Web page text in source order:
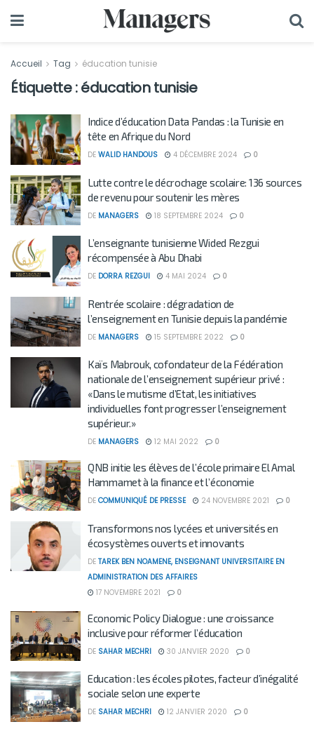
Accueil Tag éducation tunisie
Étiquette :éducation tunisie
Indice d’éducation Data Pandas : la Tunisie en
tête en Afrique du Nord
DE WALID HANDOUS 4 DÉCEMBRE 2024 0
Lutte contre le décrochage scolaire: 136 sources
de revenu pour soutenir les mères
DE MANAGERS 18 SEPTEMBRE 2024 0
L’enseignante tunisienne Wided Rezgui
récompensée à Abu Dhabi
DE DORRA REZGUI 4 MAI 2024 0
Rentrée scolaire : dégradation de
l’enseignement en Tunisie depuis la pandémie
DE MANAGERS 15 SEPTEMBRE 2022 0
Kaïs Mabrouk, cofondateur de la Fédération
nationale de l’enseignement supérieur privé :
«Dans le mutisme d’Etat, les initiatives
individuelles font progresser l’enseignement
supérieur.»
DE MANAGERS 12 MAI 2022 0
QNB initie les élèves de l’école primaire El Amal
Hammamet à la finance et l’économie
DE COMMUNIQUÉ DE PRESSE 24 NOVEMBRE 2021 0
Transformons nos lycées et universités en
écosystèmes ouverts et innovants
DE TAREK BEN NOAMENE, ENSEIGNANT UNIVERSITAIRE EN
ADMINISTRATION DES AFFAIRES
17 NOVEMBRE 2021
0
Economic Policy Dialogue : une croissance
inclusive pour réformer l’éducation
DE SAHAR MECHRI 30 JANVIER 2020 0
Education : les écoles pilotes, facteur d’inégalité
sociale selon une experte
DE SAHAR MECHRI 12 JANVIER 2020 0